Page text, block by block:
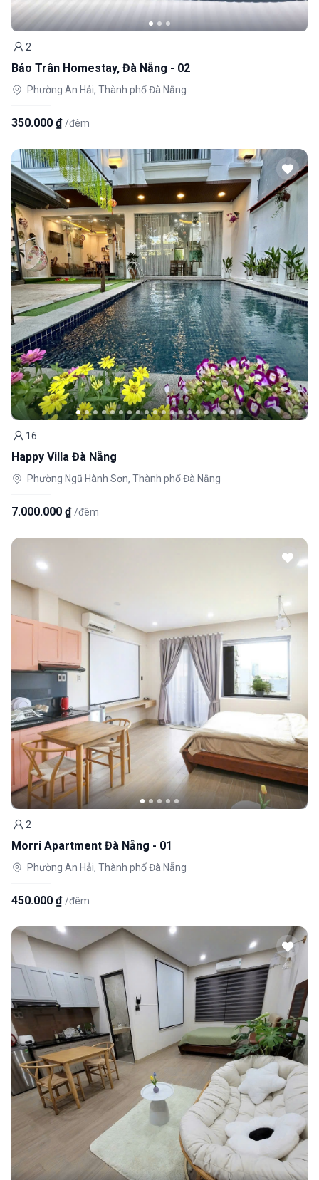
Khách
2
Bảo Trân Homestay, Đà Nẵng - 02
Phường An Hải, Thành phố Đà Nẵng
350.000 ₫ /đêm
Khách
16
Happy Villa Đà Nẵng
Phường Ngũ Hành Sơn, Thành phố Đà Nẵng
7.000.000 ₫ /đêm
Khách
2
Morri Apartment Đà Nẵng - 01
Phường An Hải, Thành phố Đà Nẵng
450.000 ₫ /đêm